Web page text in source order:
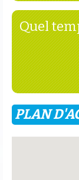
Quel
PLAN